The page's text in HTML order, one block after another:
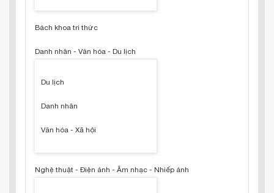
Bách khoa tri thức
Danh nhân - Văn hóa - Du lịch
Du lịch
Danh nhân
Văn hóa - Xã hội
Nghệ thuật - Điện ảnh - Âm nhạc - Nhiếp ảnh